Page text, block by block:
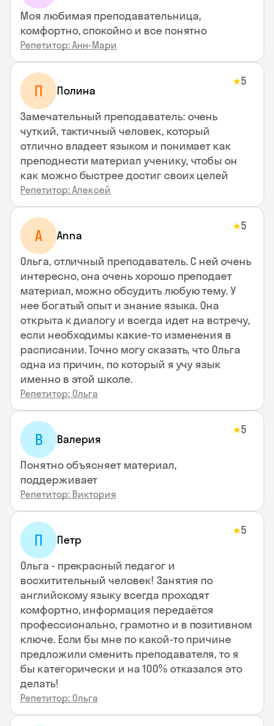
Моя любимая преподавательница,
комфортно, спокойно и все понятно
Репетитор: Анн-Мари
П Полина
★5
Замечательный преподаватель: очень
чуткий, тактичный человек, который
отлично владеет языком и понимает как
преподнести материал ученику, чтобы он
как можно быстрее достиг своих целей
Репетитор: Алексей
A Anna
★5
Ольга, отличный преподаватель. С ней очень
интересно, она очень хорошо преподает
материал, можно обсудить любую тему. У
нее богатый опыт и знание языка. Она
открыта к диалогу и всегда идет на встречу,
если необходимы какие-то изменения в
расписании. Точно могу сказать, что Ольга
одна из причин, по который я учу язык
именно в этой школе.
Репетитор: Ольга
В Валерия
★5
Понятно объясняет материал,
поддерживает
Репетитор: Виктория
П Петр
★5
Ольга - прекрасный педагог и
восхитительный человек! Занятия по
английскому языку всегда проходят
комфортно, информация передаётся
профессионально, грамотно и в позитивном
ключе. Если бы мне по какой-то причине
предложили сменить преподавателя, то я
бы категорически и на 100% отказался это
делать!
Репетитор: Ольга